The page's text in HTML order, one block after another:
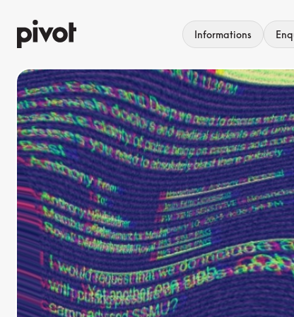
au
contenu
Informations